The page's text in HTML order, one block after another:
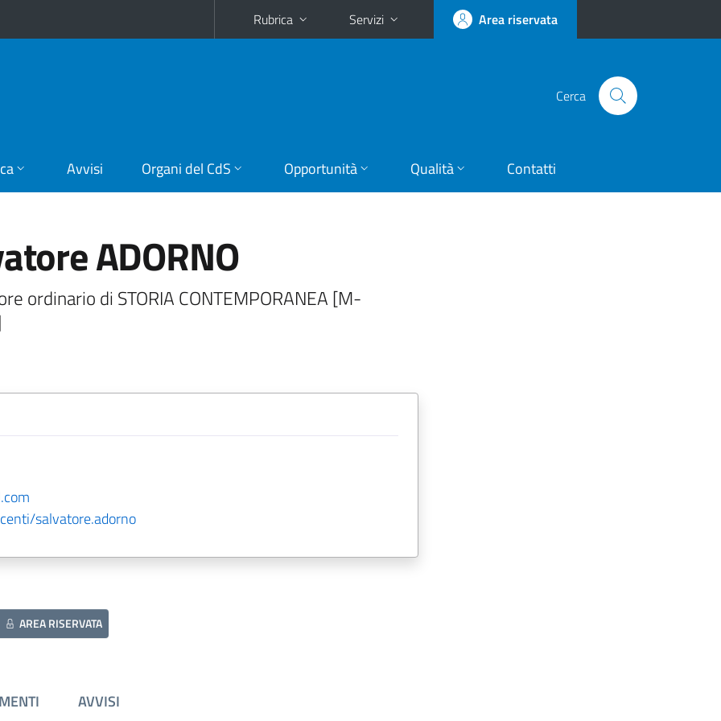
Rubrica Servizi Area riservata
Cerca
Avvisi Organi del CdS Opportunità Qualità Contatti
ADORNO
ordinario di STORIA CONTEMPORANEA [M-
salvatore.adorno
AREA RISERVATA
AVVISI